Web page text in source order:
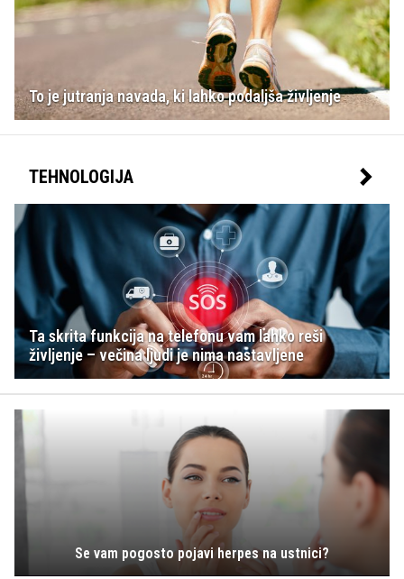
To je jutranja navada, ki lahko podaljša življenje
TEHNOLOGIJA
Ta skrita funkcija na telefonu vam lahko reši
življenje – večina ljudi je nima nastavljene
Se vam pogosto pojavi herpes na ustnici?